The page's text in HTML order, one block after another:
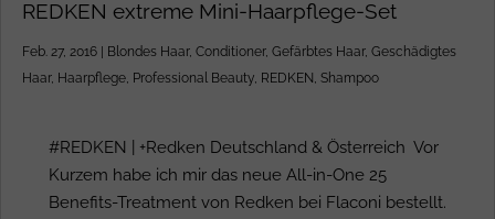
REDKEN extreme Mini-Haarpflege-Set
Feb. 27, 2016 Blondes Haar, Conditioner, Gefärbtes Haar, Geschädigtes
Haar, Haarpflege, Professional Beauty, REDKEN, Shampoo
#REDKEN | +Redken Deutschland & Österreich Vor
Kurzem habe ich mir das neue All-in-One 25
Benefits-Treatment von Redken bei Flaconi bestellt.